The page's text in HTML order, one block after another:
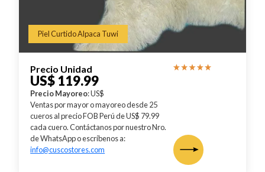
Piel Curtido Alpaca Tuwi
Precio Unidad
US$ 119.99
Precio Mayoreo: US$
Ventas por mayor o mayoreo desde 25
cueros al precio FOB Perú de US$ 79.99
cada cuero. Contáctanos por nuestro Nro.
de WhatsApp o escríbenos a:
info@cuscostores.com